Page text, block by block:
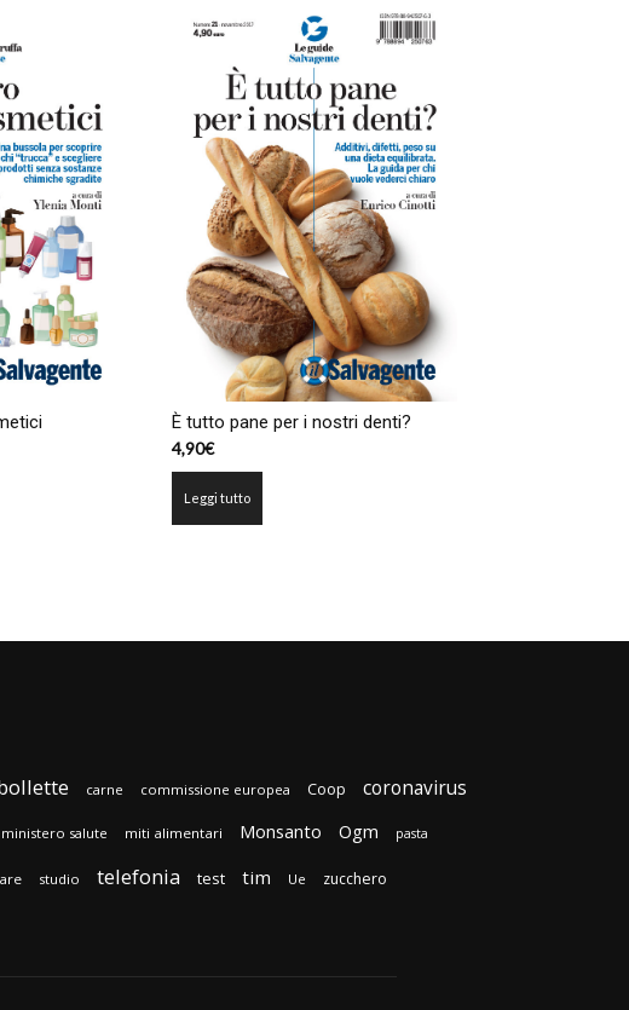
È tutto pane per i nostri denti?
4,90€
Leggi tutto
carne commissione europea Coop coronavirus
ministero salute miti alimentari Monsanto Ogm pasta
studio telefonia test tim Ue zucchero